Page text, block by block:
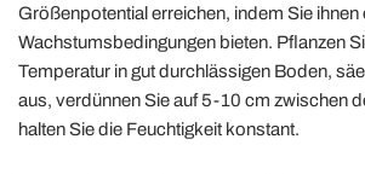
Größenpotential erreichen, indem Sie ihnen
Wachstumsbedingungen bieten. Pflanzen
Temperatur in gut durchlässigen Boden,
aus, verdünnen Sie auf 5-10 cm zwischen
halten Sie die Feuchtigkeit konstant.